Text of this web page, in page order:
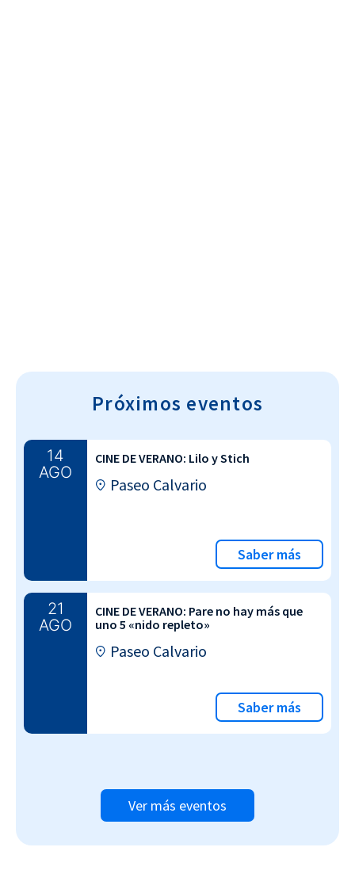
Próximos eventos
14
AGO
CINE DE VERANO: Lilo y Stich
Paseo Calvario
Saber más
21
AGO
CINE DE VERANO: Pare no hay más que
uno 5 «nido repleto»
Paseo Calvario
Saber más
Ver más eventos